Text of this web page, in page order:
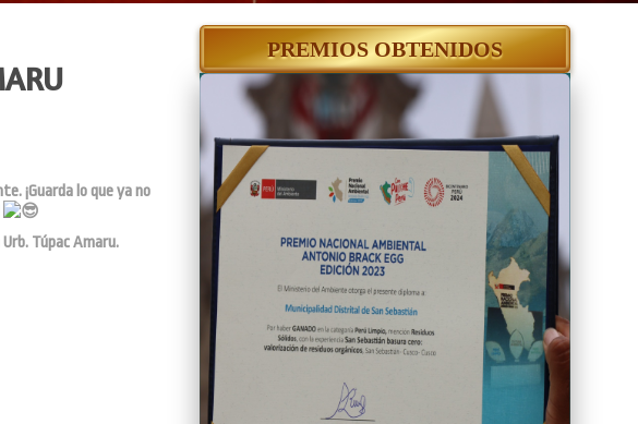
¡Guarda lo que ya no
Túpac Amaru.
PREMIOS OBTENIDOS